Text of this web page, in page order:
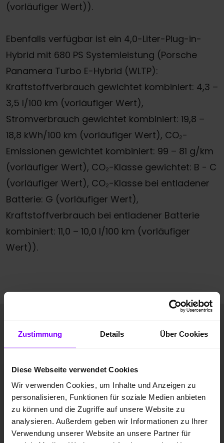
Zustimmung Details Über Cookies
Diese Webseite verwendet Cookies
Wir verwenden Cookies, um Inhalte und Anzeigen zu
personalisieren, Funktionen für soziale Medien anbieten
zu können und die Zugriffe auf unsere Website zu
analysieren. Außerdem geben wir Informationen zu Ihrer
Verwendung unserer Website an unsere Partner für
(vorläufiger Wert)).
Ebenfalls verfügbar ist ein 4,0-Liter-Plug-in-
Hybrid mit 680 PS Systemleistung (Porsche
Panamera Turbo E-Hybrid (WLTP):
Kraftstoffverbrauch gewichtet kombiniert: 4,3 –
3,5 l/100 km (vorläufiger Wert),
Stromverbrauch gewichtet kombiniert: 19,8 –
18,8 kWh/100 km (vorläufiger Wert), CO₂-
Emissionen gewichtet kombiniert: 99 – 81 g/km
(vorläufiger Wert), CO₂-Klasse gewichtet: B - C
(vorläufiger Wert), CO₂-Klasse bei entladener
Batterie: G (vorläufiger Wert),
Kraftstoffverbrauch bei entladener Batterie
kombiniert: 11,0 – 10,0 l/100 km (vorläufiger
Wert)).
Sofort verfügbare Porsche
Panamera.
Porsche Panamera
Panamera GTS HA-Lenkung InnoDrive Head-Up LED